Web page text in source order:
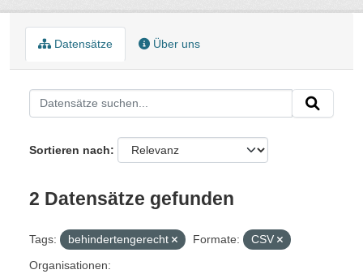
Datensätze Über uns
Sortieren nach
2 Datensätze gefunden
Tags: behindertengerecht Formate:
CSV
Organisationen: